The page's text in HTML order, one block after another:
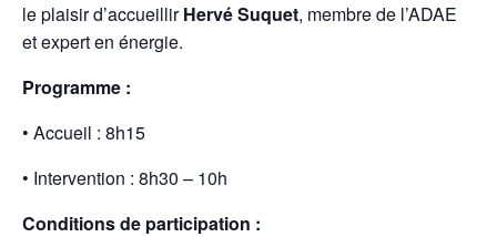
le plaisir d’accueillirHervé Suquet, membre de l’ADAE
et expert en énergie.
Programme :
• Accueil : 8h15
• Intervention : 8h30 – 10h
Conditions de participation :